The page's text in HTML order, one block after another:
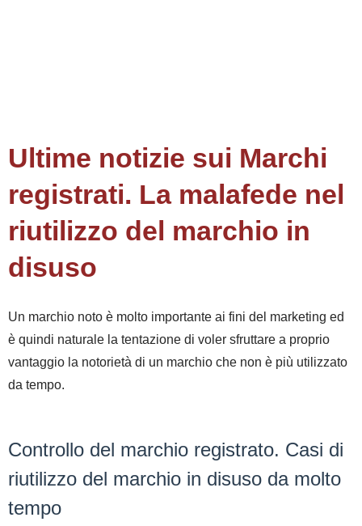
Ultime notizie sui Marchi
registrati. La malafede nel
riutilizzo del marchio in
disuso
Un marchio noto è molto importante ai fini del marketing ed
è quindi naturale la tentazione di voler sfruttare a proprio
vantaggio la notorietà di un marchio che non è più utilizzato
da tempo.
Controllo del marchio registrato. Casi di
riutilizzo del marchio in disuso da molto
tempo